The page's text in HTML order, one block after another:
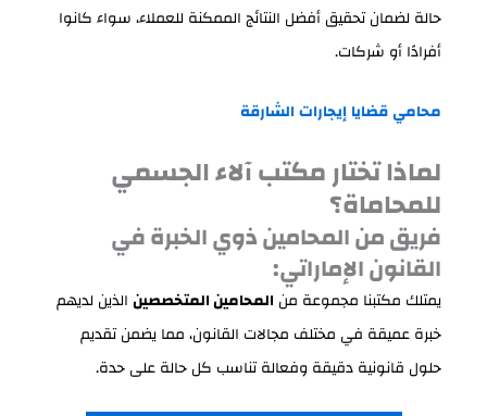
حالة لضمان تحقيق أفضل النتائج الممكنة للعملاء، سواء كانوا
أفرادًا أو شركات.
محاميقضايا إيجاراتالشارقة
لماذا تختار مكتب آلاء الجسمي
للمحاماة؟
فريق من المحامين ذوي الخبرة في
القانون الإماراتي:
يمتلك مكتبنا مجموعة من المحامين المتخصصينالذين لديهم
خبرة عميقة في مختلف مجالات القانون، مما يضمن تقديم
حلول قانونية دقيقة وفعالة تناسب كل حالة على حدة.